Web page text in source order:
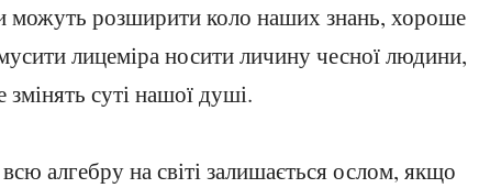
можуть розширити коло наших знань, хороше
лицеміра носити личину чесної людини,
змінять суті нашої душі.
алгебру на світі залишається ослом, якщо